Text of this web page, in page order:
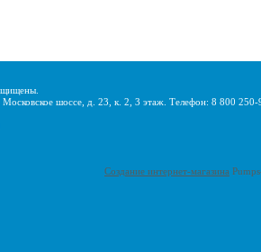
Московское шоссе, д. 23, к. 2, 3 этаж. Телефон: 8 800
Создание интернет-магазина